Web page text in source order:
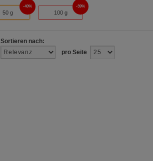
50 g
40%
100 g
39%
Sortieren nach:
pro Seite